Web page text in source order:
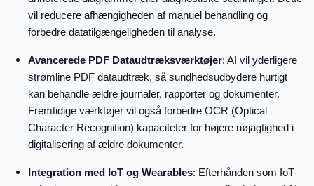
vil reducere afhængigheden af manuel behandling og
forbedre datatilgængeligheden til analyse.
Avancerede PDF Dataudtræksværktøjer: AI vil yderligere
strømline PDF dataudtræk, så sundhedsudbydere hurtigt
kan behandle ældre journaler, rapporter og dokumenter.
Fremtidige værktøjer vil også forbedre OCR (Optical
Character Recognition) kapaciteter for højere nøjagtighed i
digitalisering af ældre dokumenter.
Integration med IoT og Wearables: Efterhånden som IoT-